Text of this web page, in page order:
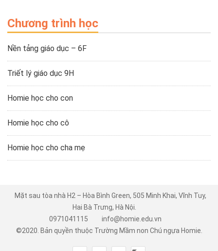
Chương trình học
Nền tảng giáo dục – 6F
Triết lý giáo dục 9H
Homie học cho con
Homie học cho cô
Homie học cho cha mẹ
Mặt sau tòa nhà H2 – Hòa Bình Green, 505 Minh Khai, Vĩnh Tuy,
Hai Bà Trưng, Hà Nội.
0971041115
info@homie.edu.vn
©2020. Bản quyền thuộc Trường Mầm non Chú ngựa Homie